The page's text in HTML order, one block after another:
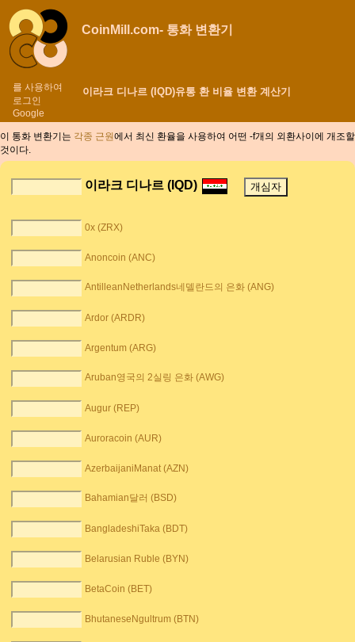
를 사용하여
로그인
Google
CoinMill.com- 통화 변환기
이라크 디나르 (IQD)유통 환 비율 변환 계산기
이 통화 변환기는 각종 근원에서 최신 환율을 사용하여 어떤 -f개의 외환사이에 개조할
것이다.
이라크 디나르 (IQD)
0x (ZRX)
Anoncoin (ANC)
AntilleanNetherlands네델란드의 은화 (ANG)
Ardor (ARDR)
Argentum (ARG)
Aruban영국의 2실링 은화 (AWG)
Augur (REP)
Auroracoin (AUR)
AzerbaijaniManat (AZN)
Bahamian달러 (BSD)
BangladeshiTaka (BDT)
Belarusian Ruble (BYN)
BetaCoin (BET)
BhutaneseNgultrum (BTN)